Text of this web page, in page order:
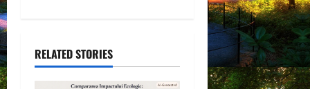
i
g
RELATED STORIES